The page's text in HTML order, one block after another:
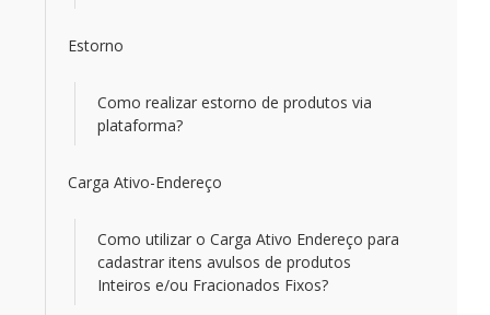
Estorno
Como realizar estorno de produtos via
plataforma?
Carga Ativo-Endereço
Como utilizar o Carga Ativo Endereço para
cadastrar itens avulsos de produtos
Inteiros e/ou Fracionados Fixos?